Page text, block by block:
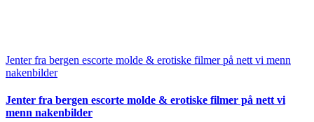
Jenter fra bergen escorte molde & erotiske filmer på nett vi menn
nakenbilder
Jenter fra bergen escorte molde & erotiske filmer på nett vi
menn nakenbilder